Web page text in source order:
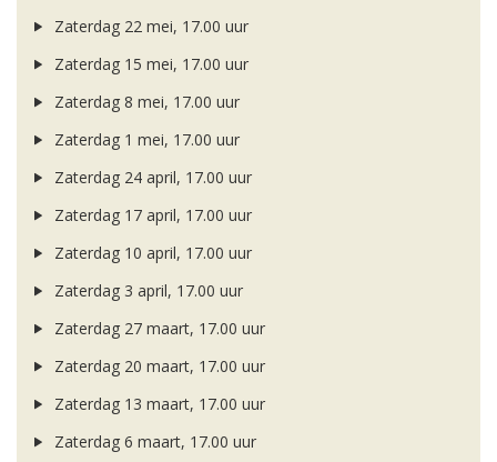
Zaterdag 22 mei, 17.00 uur
Zaterdag 15 mei, 17.00 uur
Zaterdag 8 mei, 17.00 uur
Zaterdag 1 mei, 17.00 uur
Zaterdag 24 april, 17.00 uur
Zaterdag 17 april, 17.00 uur
Zaterdag 10 april, 17.00 uur
Zaterdag 3 april, 17.00 uur
Zaterdag 27 maart, 17.00 uur
Zaterdag 20 maart, 17.00 uur
Zaterdag 13 maart, 17.00 uur
Zaterdag 6 maart, 17.00 uur